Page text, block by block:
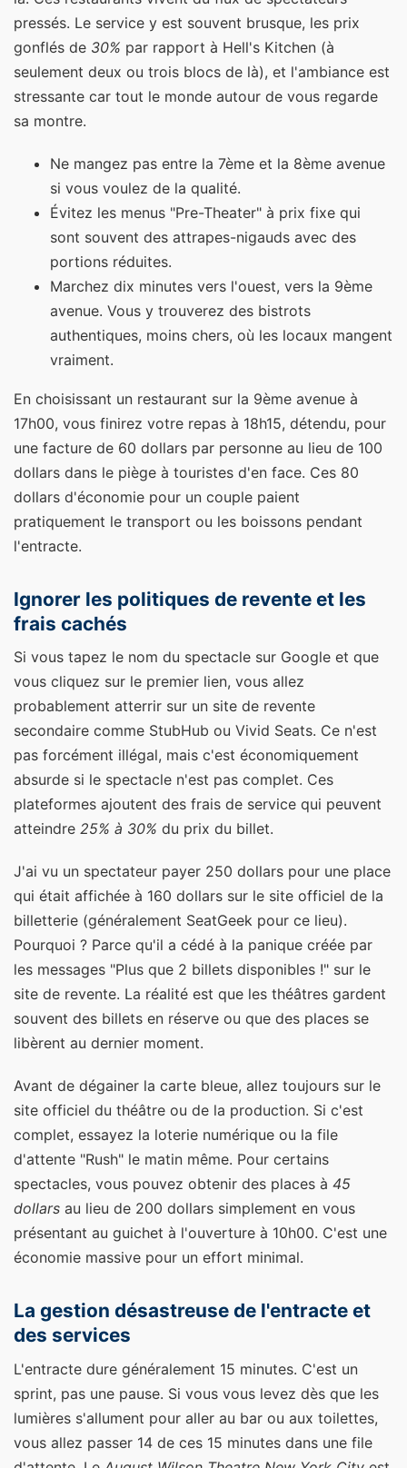
pressés. Le service y est souvent brusque, les prix
gonflés de 30% par rapport à Hell's Kitchen (à
seulement deux ou trois blocs de là), et l'ambiance est
stressante car tout le monde autour de vous regarde
sa montre.
Ne mangez pas entre la 7ème et la 8ème avenue
si vous voulez de la qualité.
Évitez les menus "Pre-Theater" à prix fixe qui
sont souvent des attrapes-nigauds avec des
portions réduites.
Marchez dix minutes vers l'ouest, vers la 9ème
avenue. Vous y trouverez des bistrots
authentiques, moins chers, où les locaux mangent
vraiment.
En choisissant un restaurant sur la 9ème avenue à
17h00, vous finirez votre repas à 18h15, détendu, pour
une facture de 60 dollars par personne au lieu de 100
dollars dans le piège à touristes d'en face. Ces 80
dollars d'économie pour un couple paient
pratiquement le transport ou les boissons pendant
l'entracte.
Ignorer les politiques de revente et les
frais cachés
Si vous tapez le nom du spectacle sur Google et que
vous cliquez sur le premier lien, vous allez
probablement atterrir sur un site de revente
secondaire comme StubHub ou Vivid Seats. Ce n'est
pas forcément illégal, mais c'est économiquement
absurde si le spectacle n'est pas complet. Ces
plateformes ajoutent des frais de service qui peuvent
atteindre 25% à 30% du prix du billet.
J'ai vu un spectateur payer 250 dollars pour une place
qui était affichée à 160 dollars sur le site officiel de la
billetterie (généralement SeatGeek pour ce lieu).
Pourquoi ? Parce qu'il a cédé à la panique créée par
les messages "Plus que 2 billets disponibles !" sur le
site de revente. La réalité est que les théâtres gardent
souvent des billets en réserve ou que des places se
libèrent au dernier moment.
Avant de dégainer la carte bleue, allez toujours sur le
site officiel du théâtre ou de la production. Si c'est
complet, essayez la loterie numérique ou la file
d'attente "Rush" le matin même. Pour certains
spectacles, vous pouvez obtenir des places à 45
dollars au lieu de 200 dollars simplement en vous
présentant au guichet à l'ouverture à 10h00. C'est une
économie massive pour un effort minimal.
La gestion désastreuse de l'entracte et
des services
L'entracte dure généralement 15 minutes. C'est un
sprint, pas une pause. Si vous vous levez dès que les
lumières s'allument pour aller au bar ou aux toilettes,
vous allez passer 14 de ces 15 minutes dans une file